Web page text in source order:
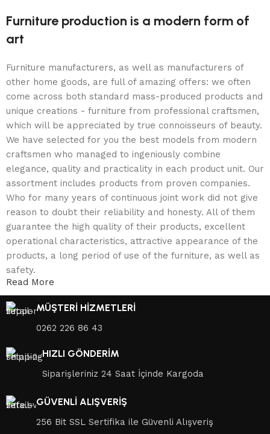
Furniture production is a modern form of
art
Furniture manufacturers, as well as manufacturers of
other home goods, are full of amazing offers: we often
come across both standard mass-produced products and
unique creations - furniture from professional craftsmen,
which will be appreciated by true connoisseurs of beauty.
We have selected for you the best models from modern
craftsmen who managed to ingeniously combine
elegance, quality and practicality in each product unit. Our
assortment includes products from proven companies.
Who for many years of continuous joint work did not give
reason to doubt their reliability and honesty. All of them
guarantee the high quality of their products, excellent
operational characteristics, attractive appearance of the
products, a long period of use of the furniture, as well as
safety.
Read More
MÜŞTERİ HİZMETLERİ
0262 226 86 43
HIZLI GÖNDERİM
Siparişleriniz 24 Saat İçinde Kargoda
GÜVENLİ ALIŞVERİŞ
256 Bit SSL Sertifika ile Güvenli Alışveriş